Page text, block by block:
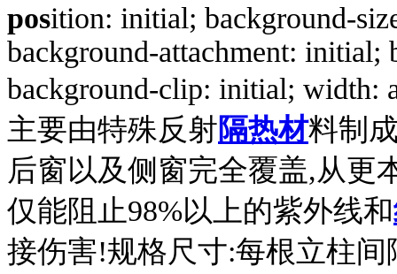
position: initial; background-
background-attachment:
background-clip: initial; width:
主要由特殊反射隔热材料制
后窗以及侧窗完全覆盖,从更
仅能阻止98%以上的紫外线和
接伤害!规格尺寸:每根立柱间